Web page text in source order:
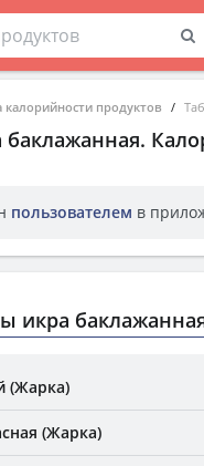
калорийности продуктов
баклажанная.
пользователем в
икра
(Жарка)
(Жарка)